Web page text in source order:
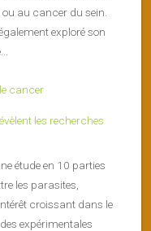
au cancer du sein.
exploré son
les recherches
étude en 10 parties
les parasites,
croissant dans le
expérimentales